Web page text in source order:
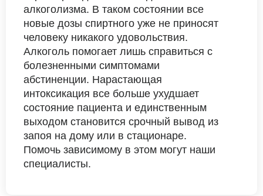
алкоголизма. В таком состоянии все
новые дозы спиртного уже не приносят
человеку никакого удовольствия.
Алкоголь помогает лишь справиться с
болезненными симптомами
абстиненции. Нарастающая
интоксикация все больше ухудшает
состояние пациента и единственным
выходом становится срочный вывод из
запоя на дому или в стационаре.
Помочь зависимому в этом могут наши
специалисты.